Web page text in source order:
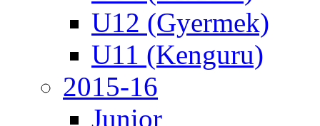
U12 (Gyermek)
U11 (Kenguru)
2015-16
Junior